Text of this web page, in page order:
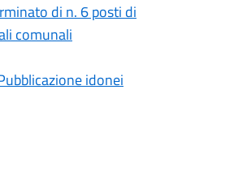
di n. 6 posti di
comunali
idonei